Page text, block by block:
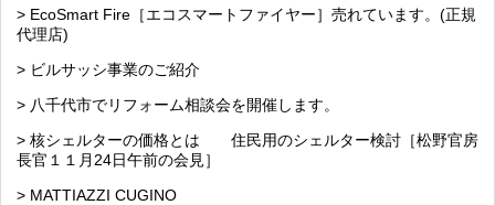
> EcoSmart Fire［エコスマートファイヤー］売れています。(正規
代理店)
> ビルサッシ事業のご紹介
> 八千代市でリフォーム相談会を開催します。
> 核シェルターの価格とは 住民用のシェルター検討［松野官房
長官１１月24日午前の会見］
> MATTIAZZI CUGINO